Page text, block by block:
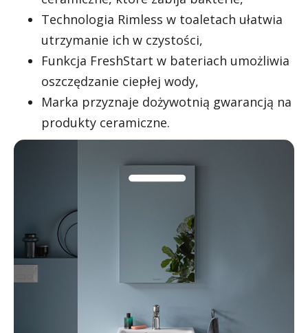
Technologia Rimless w toaletach ułatwia
utrzymanie ich w czystości,
Funkcja FreshStart w bateriach umożliwia
oszczędzanie ciepłej wody,
Marka przyznaje dożywotnią gwarancją na
produkty ceramiczne.